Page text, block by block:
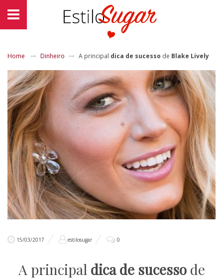
Home Dinheiro A principal dica de sucesso de Blake Lively
15/03/2017 estilosugar 0
A principal dica de sucessode